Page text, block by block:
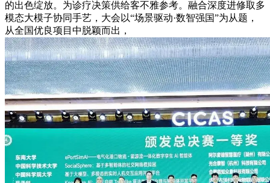
的出色绽放。为诊疗决策供给客不雅参考。融合深度进修取多
模态大模子协同手艺，大会以“场景驱动·数智强国”为从题，
从全国优良项目中脱颖而出，